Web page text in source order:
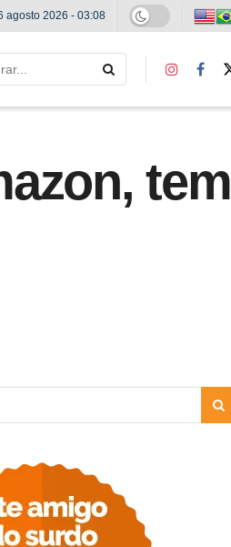
agosto 2026 - 03:08
tem